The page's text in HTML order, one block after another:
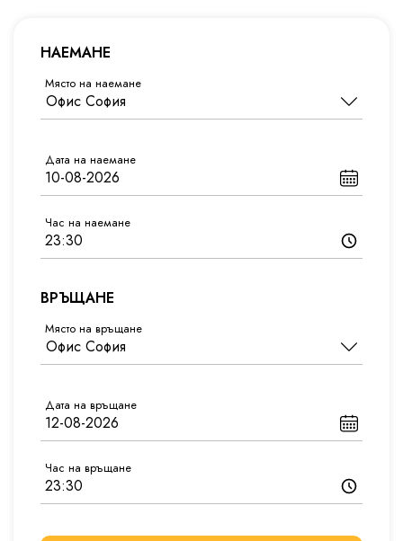
НАЕМАНЕ
Място на наемане
Дата на наемане
Час на наемане
ВРЪЩАНЕ
Място на връщане
Дата на връщане
Час на връщане